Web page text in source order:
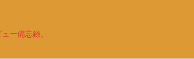
ー備忘録。